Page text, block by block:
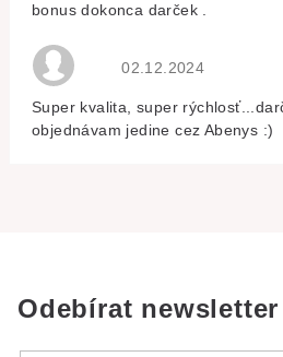
bonus dokonca darček .
Hodnocení obchodu
02.12.2024
Super kvalita, super
objednávam jedine cez Abenys :)
Odebírat newsletter